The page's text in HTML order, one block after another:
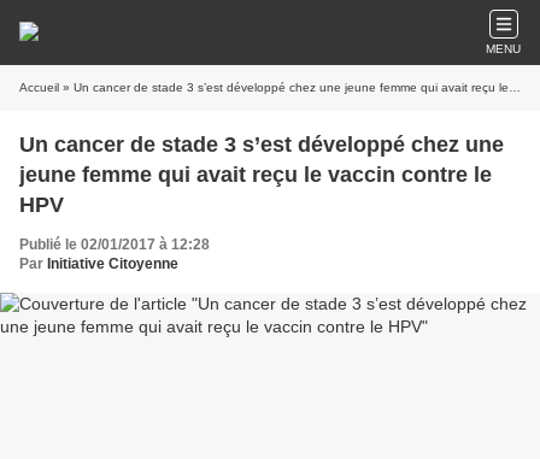
MENU
Accueil » Un cancer de stade 3 s’est développé chez une jeune femme qui avait reçu le vaccin contre le HPV
Un cancer de stade 3 s’est développé chez une
jeune femme qui avait reçu le vaccin contre le
HPV
Publié le 02/01/2017 à 12:28
Par Initiative Citoyenne